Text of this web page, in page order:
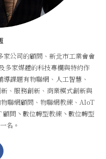
公司的顧問、新北市工業會會
多家媒體的科技專欄與特約作
課題有物聯網、人工智慧、
、服務創新、商業模式創新與
聯網顧問、物聯網教練、AIoT
問丶數位轉型教練丶數位轉型
名。